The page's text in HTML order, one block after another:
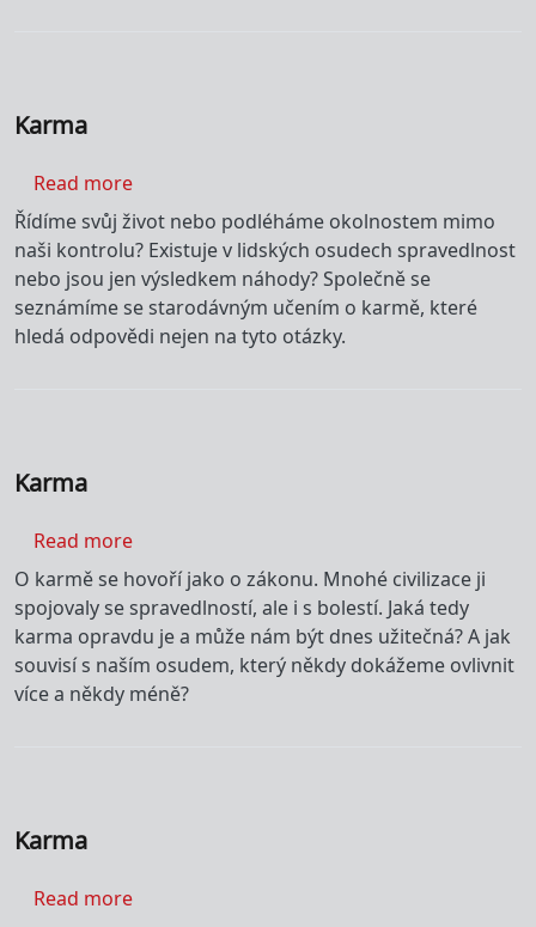
Karma
Read moreabout Karma
Řídíme svůj život nebo podléháme okolnostem mimo
naši kontrolu? Existuje v lidských osudech spravedlnost
nebo jsou jen výsledkem náhody? Společně se
seznámíme se starodávným učením o karmě, které
hledá odpovědi nejen na tyto otázky.
Karma
Read moreabout Karma
O karmě se hovoří jako o zákonu. Mnohé civilizace ji
spojovaly se spravedlností, ale i s bolestí. Jaká tedy
karma opravdu je a může nám být dnes užitečná? A jak
souvisí s naším osudem, který někdy dokážeme ovlivnit
více a někdy méně?
Karma
Read moreabout Karma